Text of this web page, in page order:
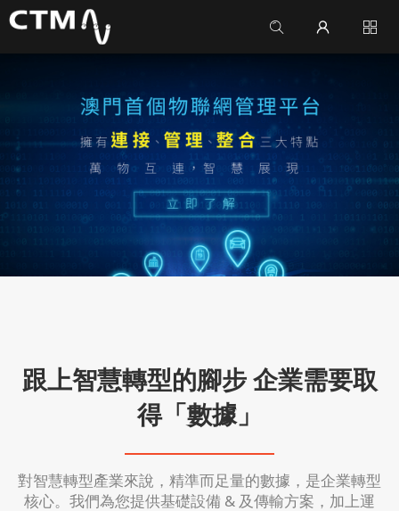
跟上智慧轉型的腳步 企業需要取
得「數據」
對智慧轉型產業來說，精準而足量的數據，是企業轉型
核心。我們為您提供基礎設備 & 及傳輸方案，加上運